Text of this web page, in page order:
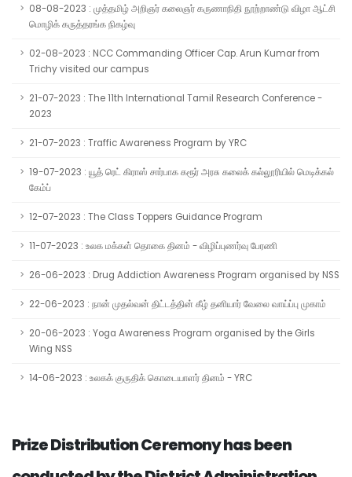
08-08-2023 : முத்தமிழ் அறிஞர் கலைஞர் கருணாநிதி நூற்றாண்டு விழா ஆட்சி
மொழிக் கருத்தரங்க நிகழ்வு
02-08-2023 : NCC Commanding Officer Cap. Arun Kumar from
Trichy visited our campus
21-07-2023 : The 11th International Tamil Research Conference -
2023
21-07-2023 : Traffic Awareness Program by YRC
19-07-2023 : யூத் ரெட் கிராஸ் சார்பாக கரூர் அரசு கலைக் கல்லூரியில் மெடிக்கல்
கேம்ப்
12-07-2023 : The Class Toppers Guidance Program
11-07-2023 : உலக மக்கள் தொகை தினம் - விழிப்புணர்வு பேரணி
26-06-2023 : Drug Addiction Awareness Program organised by NSS
22-06-2023 : நான் முதல்வன் திட்டத்தின் கீழ் தனியார் வேலை வாய்ப்பு முகாம்
20-06-2023 : Yoga Awareness Program organised by the Girls
Wing NSS
14-06-2023 : உலகக் குருதிக் கொடையாளர் தினம் - YRC
Prize Distribution Ceremony has been